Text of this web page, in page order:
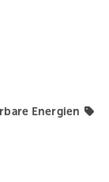
Energien